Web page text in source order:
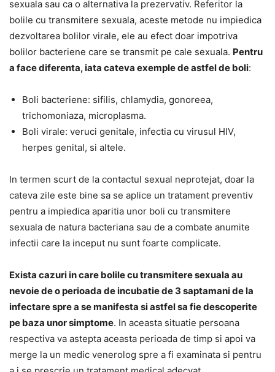
sexuala sau ca o alternativa la prezervativ. Referitor la
bolile cu transmitere sexuala, aceste metode nu impiedica
dezvoltarea bolilor virale, ele au efect doar impotriva
bolilor bacteriene care se transmit pe cale sexuala. Pentru
a face diferenta, iata cateva exemple de astfel de boli:
Boli bacteriene: sifilis, chlamydia, gonoreea,
trichomoniaza, microplasma.
Boli virale: veruci genitale, infectia cu virusul HIV,
herpes genital, si altele.
In termen scurt de la contactul sexual neprotejat, doar la
cateva zile este bine sa se aplice un tratament preventiv
pentru a impiedica aparitia unor boli cu transmitere
sexuala de natura bacteriana sau de a combate anumite
infectii care la inceput nu sunt foarte complicate.
Exista cazuri in care bolile cu transmitere sexuala au
nevoie de o perioada de incubatie de 3 saptamani de la
infectare spre a se manifesta si astfel sa fie descoperite
pe baza unor simptome. In aceasta situatie persoana
respectiva va astepta aceasta perioada de timp si apoi va
merge la un medic venerolog spre a fi examinata si pentru